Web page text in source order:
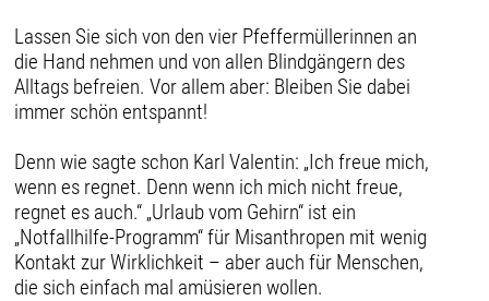
Lassen Sie sich von den vier Pfeffermüllerinnen an
die Hand nehmen und von allen Blindgängern des
Alltags befreien. Vor allem aber: Bleiben Sie dabei
immer schön entspannt!
Denn wie sagte schon Karl Valentin: „Ich freue mich,
wenn es regnet. Denn wenn ich mich nicht freue,
regnet es auch.“ „Urlaub vom Gehirn“ ist ein
„Notfallhilfe-Programm“ für Misanthropen mit wenig
Kontakt zur Wirklichkeit – aber auch für Menschen,
die sich einfach mal amüsieren wollen.